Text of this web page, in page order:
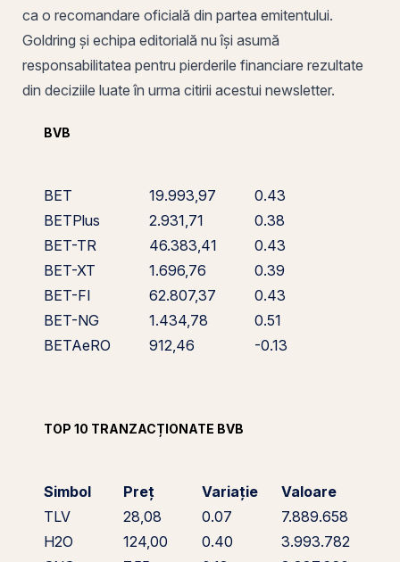
ca o recomandare oficială din partea emitentului.
Goldring și echipa editorială nu își asumă
responsabilitatea pentru pierderile financiare rezultate
din deciziile luate în urma citirii acestui newsletter.
BVB
BET 19.993,97
0.43
BETPlus
2.931,71
0.38
BET-TR
46.383,41
0.43
BET-XT
1.696,76
0.39
BET-FI
62.807,37
0.43
BET-NG
1.434,78
0.51
BETAeRO
912,46 -0.13
TOP 10 TRANZACȚIONATE BVB
Simbol Preț Variație
Valoare
TLV
28,08 0.07
7.889.658
H2O
124,00 0.40
3.993.782